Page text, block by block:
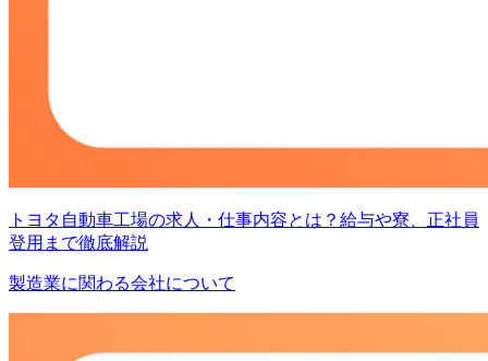
トヨタ自動車工場の求人・仕事内容とは？給与や寮、正社員
登用まで徹底解説
製造業に関わる会社について